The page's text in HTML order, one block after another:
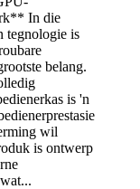
In die
tegnologie is
belang.
is 'n
wil
is ontwerp